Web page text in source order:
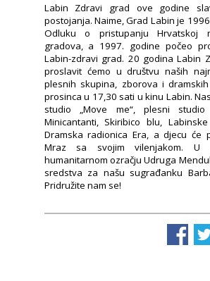
Labin Zdravi grad ove godine
postojanja. Naime, Grad Labin je
Odluku o pristupanju Hrvatskoj
gradova, a 1997. godine počeo
Labin-zdravi grad. 20 godina Labin
proslavit ćemo u društvu naših
plesnih skupina, zborova i
prosinca u 17,30 sati u kinu Labin.
studio „Move me“, plesni studio
Minicantanti, Skiribico blu,
Dramska radionica Era, a djecu će
Mraz sa svojim vilenjakom. U
humanitarnom ozračju Udruga
sredstva za našu sugrađanku
Pridružite nam se!